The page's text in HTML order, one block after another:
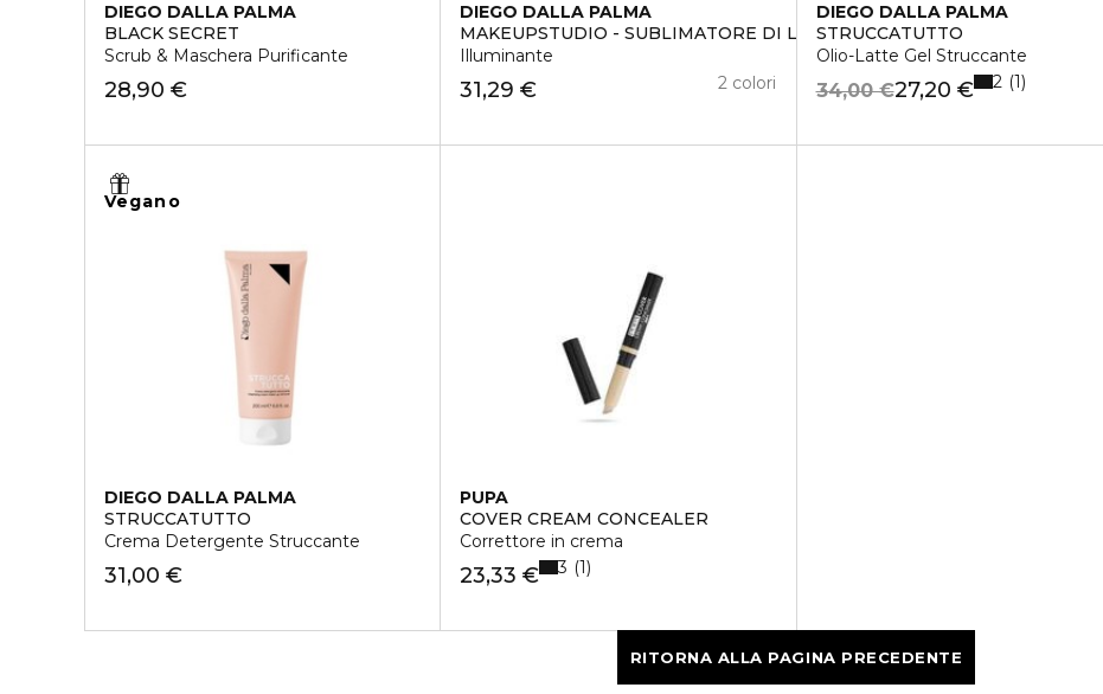
DIEGO DALLA PALMA
BLACK SECRET
Scrub & Maschera Purificante
28,90 €
DIEGO DALLA PALMA
MAKEUPSTUDIO - SUBLIMATORE DI LUMINOSITÀ VISO E CORPO
Illuminante
31,29 € 2 colori
DIEGO DALLA PALMA
STRUCCATUTTO
Olio-Latte Gel Struccante
27,20 €
34,00 € 2 1
Vegano
DIEGO DALLA PALMA
STRUCCATUTTO
Crema Detergente Struccante
31,00 €
PUPA
COVER CREAM CONCEALER
Correttore in crema
23,33 € 3 1
RITORNA ALLA PAGINA PRECEDENTE